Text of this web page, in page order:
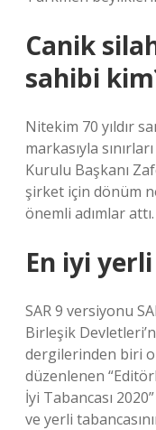
Canik
sahibi
Nitekim 70 yıldır
markasıyla
Kurulu Başkanı
şirket için dönüm
önemli adımlar attı.
En iyi
SAR 9 versiyonu
Birleşik
dergilerinden biri
düzenlenen
İyi Tabancası
ve yerli